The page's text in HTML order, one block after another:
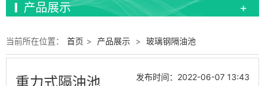
产品展示
当前所在位置： 首页 > 产品展示 > 玻璃钢隔油池
重力式隔油池 发布时间：2022-06-07 13:43